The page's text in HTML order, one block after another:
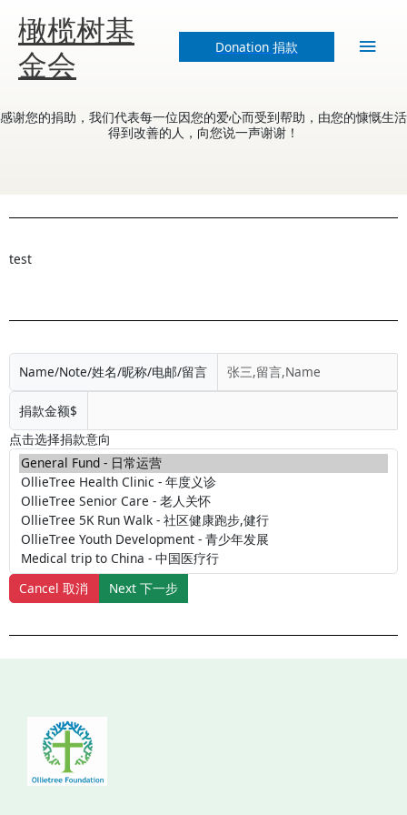
content
橄榄树基
金会
Donation 捐款
感谢您的捐助，我们代表每一位因您的爱心而受到帮助，由您的慷慨生活
得到改善的人，向您说一声谢谢！
test
Name/Note/姓名/昵称/电邮/留言
捐款金额$
点击选择捐款意向
Cancel 取消 Next 下一步